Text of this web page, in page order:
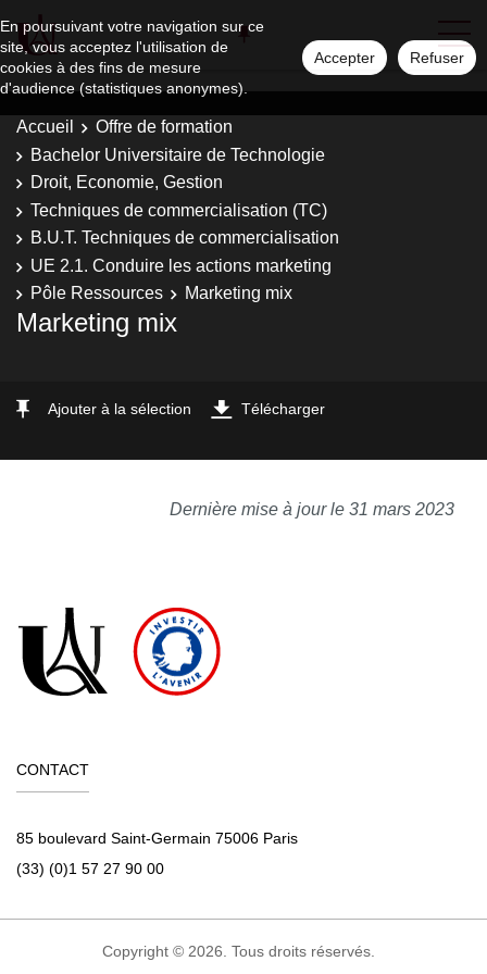
En poursuivant votre navigation sur ce
site, vous acceptez l'utilisation de
cookies à des fins de mesure
d'audience (statistiques anonymes).
Accepter Refuser
Accueil
Offre de formation
Bachelor Universitaire de Technologie
Droit, Economie, Gestion
Techniques de commercialisation (TC)
B.U.T. Techniques de commercialisation
UE 2.1. Conduire les actions marketing
Pôle Ressources
Marketing mix
Marketing mix
Ajouter à la sélection Télécharger
Dernière mise à jour le 31 mars 2023
CONTACT
85 boulevard Saint-Germain 75006 Paris
(33) (0)1 57 27 90 00
Copyright © 2026. Tous droits réservés.